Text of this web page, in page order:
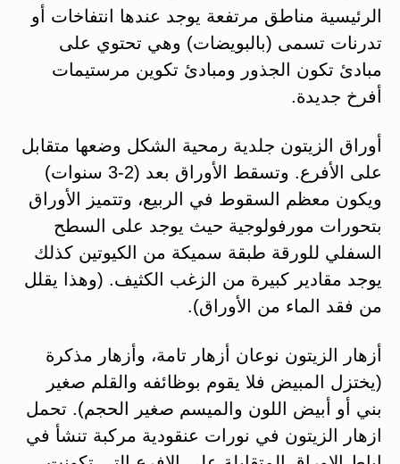
الرئيسية مناطق مرتفعة يوجد عندها انتفاخات أو
تدرنات تسمى (بالبويضات) وهي تحتوي على
مبادئ تكون الجذور ومبادئ تكوين مرستيمات
أفرخ جديدة.
أوراق الزيتون جلدية رمحية الشكل وضعها متقابل
على الأفرع. وتسقط الأوراق بعد (2-3 سنوات)
ويكون معظم السقوط في الربيع، وتتميز الأوراق
بتحورات مورفولوجية حيث يوجد على السطح
السفلي للورقة طبقة سميكة من الكيوتين كذلك
يوجد مقادير كبيرة من الزغب الكثيف. (وهذا يقلل
من فقد الماء من الأوراق).
أزهار الزيتون نوعان أزهار تامة، وأزهار مذكرة
(يختزل المبيض فلا يقوم بوظائفه والقلم صغير
بني أو أبيض اللون والميسم صغير الحجم). تحمل
ازهار الزيتون في نورات عنقودية مركبة تنشأ في